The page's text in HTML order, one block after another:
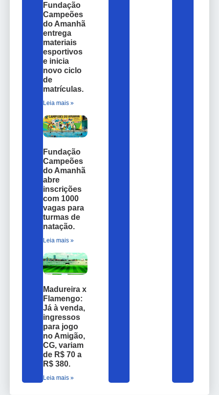
Fundação
Campeões
do Amanhã
entrega
materiais
esportivos
e inicia
novo ciclo
de
matrículas.
Leia mais »
Fundação
Campeões
do Amanhã
abre
inscrições
com 1000
vagas para
turmas de
natação.
Leia mais »
Madureira x
Flamengo:
Já à venda,
ingressos
para jogo
no Amigão,
CG, variam
de R$ 70 a
R$ 380.
Leia mais »